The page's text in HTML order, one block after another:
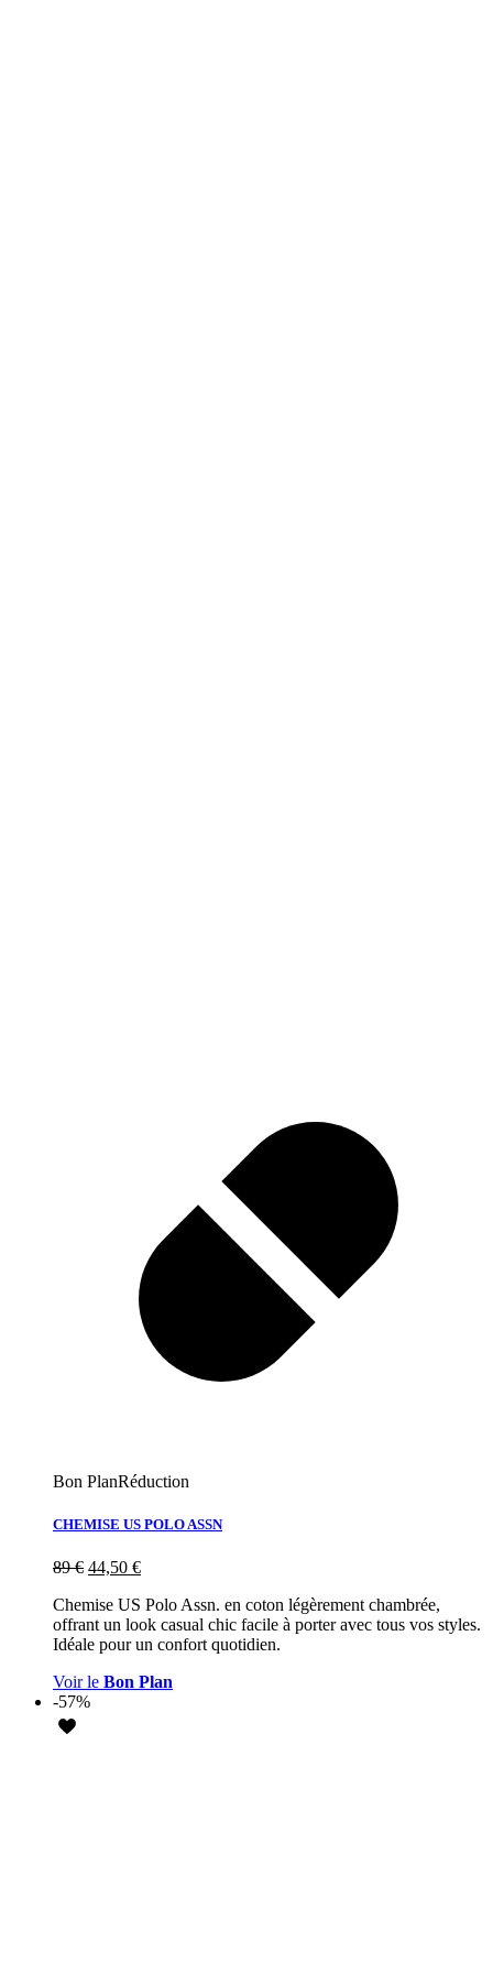
Bon PlanRéduction
CHEMISE US POLO ASSN
89€ 44,50 €
Chemise US Polo Assn. en coton légèrement chambrée,
offrant un look casual chic facile à porter avec tous vos styles.
Idéale pour un confort quotidien.
Voir le Bon Plan
-57%